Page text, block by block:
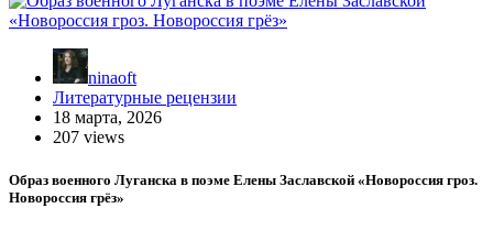
ninaoft
Литературные рецензии
18 марта, 2026
207 views
Образ военного Луганска в поэме Елены Заславской «Новороссия гроз.
Новороссия грёз»